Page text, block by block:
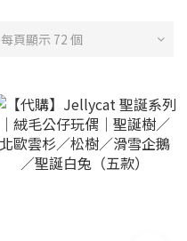
每頁顯示 72 個